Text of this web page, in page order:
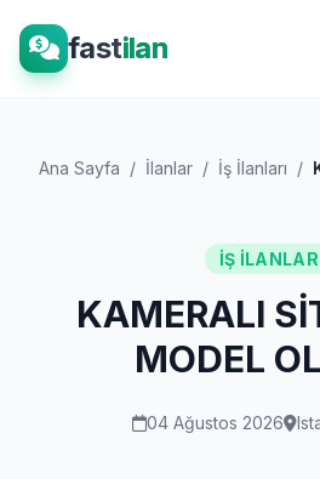
fastilan
Ana Sayfa / İlanlar / İş İlanları /
İŞ
KAMERALI
MODEL
04 Ağustos 2026